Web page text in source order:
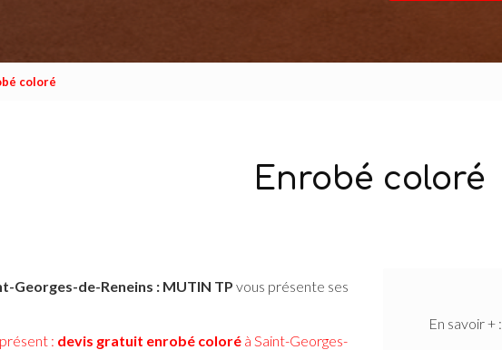
coloré
Enrobé coloré
Georges-de-Reneins : MUTIN TP vous présente ses
: devis gratuit enrobé coloré à Saint-Georges-
En savoir + :